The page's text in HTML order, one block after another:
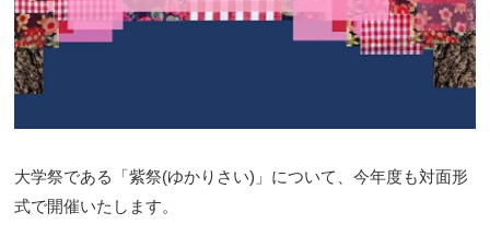
大学祭である「紫祭(ゆかりさい)」について、今年度も対面形
式で開催いたします。